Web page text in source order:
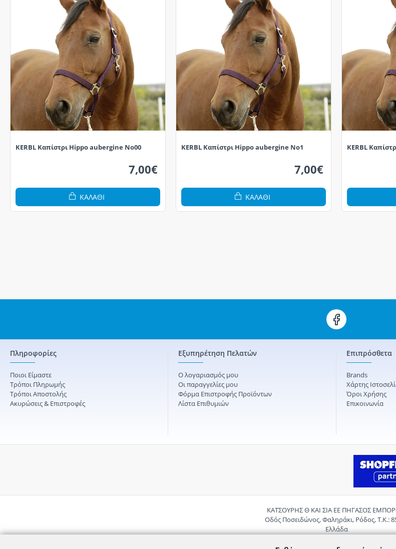
KERBL Καπίστρι Hippo aubergine No00
7,00€
ΚΑΛΆΘΙ
KERBL Καπίστρι Hippo aubergine No1
7,00€
ΚΑΛΆΘΙ
KERBL
Πληροφορίες
Ποιοι Είμαστε
Τρόποι Πληρωμής
Τρόποι Αποστολής
Ακυρώσεις & Επιστροφές
Εξυπηρέτηση Πελατών
Ο λογαριασμός μου
Οι παραγγελίες μου
Φόρμα Επιστροφής Προϊόντων
Λίστα Επιθυμιών
Επιπρόσθετα
Brands
Χάρτης
Όροι Χρήσης
Επικοινωνία
ΚΑΤΣΟΥΡΗΣ Θ ΚΑΙ ΣΙΑ ΕΕ ΠΗΓΑΣΟΣ
Οδός Ποσειδώνος, Φαληράκι, Ρόδος, Τ.Κ.:
Ελλάδα